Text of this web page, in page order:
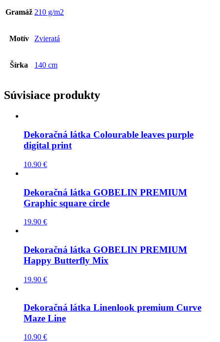
Gramáž 210 g/m2
Motív Zvieratá
Šírka 140 cm
Súvisiace produkty
Dekoračná látka Colourable leaves purple
digital print
10.90 €
Dekoračná látka GOBELIN PREMIUM
Graphic square circle
19.90 €
Dekoračná látka GOBELIN PREMIUM
Happy Butterfly Mix
19.90 €
Dekoračná látka Linenlook premium Curve
Maze Line
10.90 €